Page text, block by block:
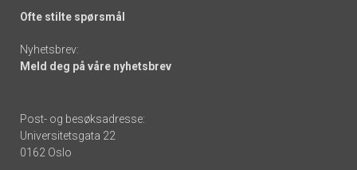
Ofte stilte spørsmål
Nyhetsbrev:
Meld deg på våre nyhetsbrev
Post- og besøksadresse:
Universitetsgata 22
0162 Oslo